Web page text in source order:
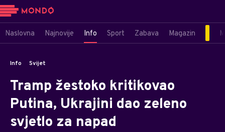
Naslovna Najnovije Info Sport Zabava Magazin
Info Svijet
Tramp žestoko kritikovao
Putina, Ukrajini dao zeleno
svjetlo za napad